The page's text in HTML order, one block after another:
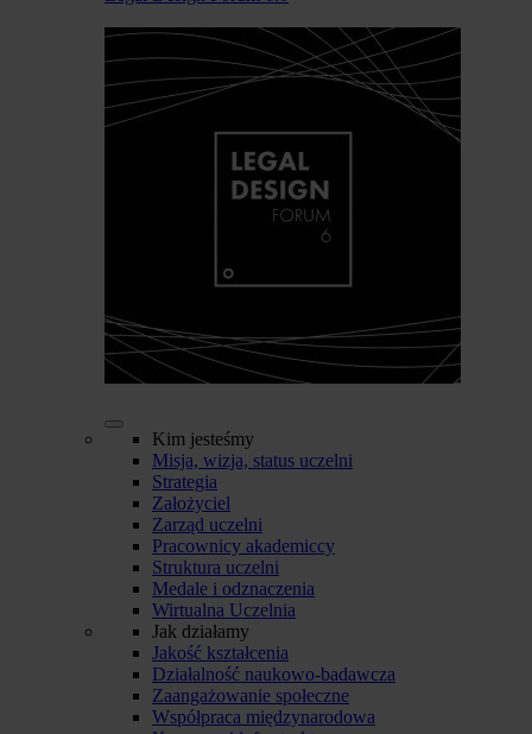
Kim jesteśmy
Misja, wizja, status uczelni
Strategia
Założyciel
Zarząd uczelni
Pracownicy akademiccy
Struktura uczelni
Medale i odznaczenia
Wirtualna Uczelnia
Jak działamy
Jakość kształcenia
Działalność naukowo-badawcza
Zaangażowanie społeczne
Współpraca międzynarodowa